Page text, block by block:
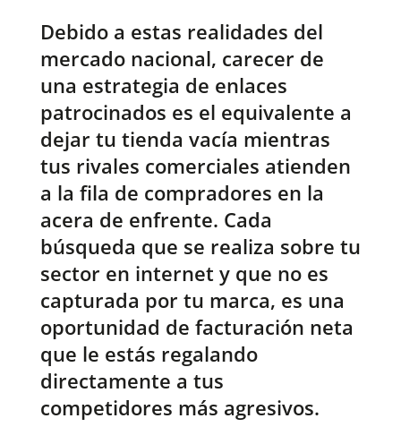
Debido a estas realidades del
mercado nacional, carecer de
una estrategia de enlaces
patrocinados es el equivalente a
dejar tu tienda vacía mientras
tus rivales comerciales atienden
a la fila de compradores en la
acera de enfrente. Cada
búsqueda que se realiza sobre tu
sector en internet y que no es
capturada por tu marca, es una
oportunidad de facturación neta
que le estás regalando
directamente a tus
competidores más agresivos.